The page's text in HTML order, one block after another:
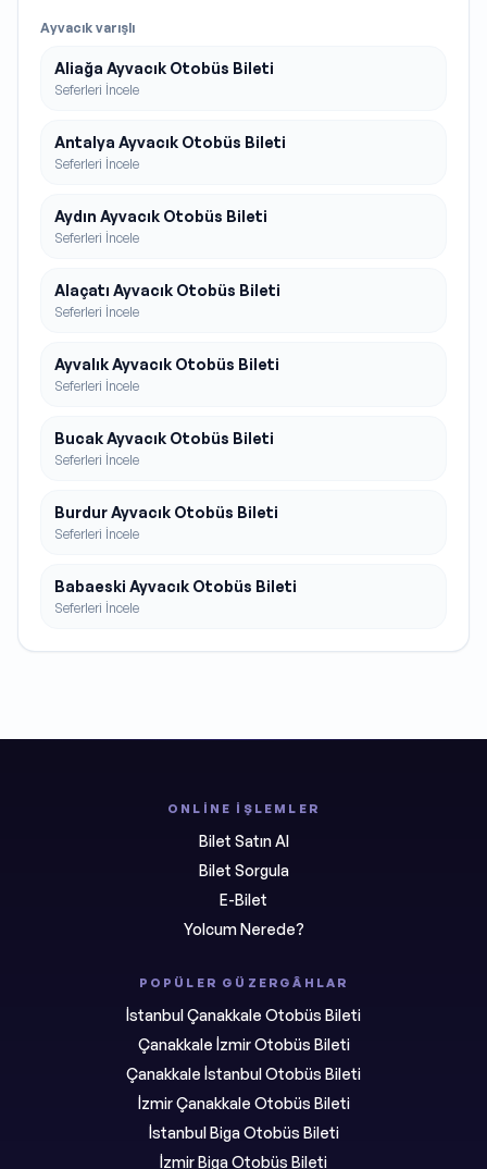
Ayvacık varışlı
Aliağa Ayvacık Otobüs Bileti
Seferleri İncele
Antalya Ayvacık Otobüs Bileti
Seferleri İncele
Aydın Ayvacık Otobüs Bileti
Seferleri İncele
Alaçatı Ayvacık Otobüs Bileti
Seferleri İncele
Ayvalık Ayvacık Otobüs Bileti
Seferleri İncele
Bucak Ayvacık Otobüs Bileti
Seferleri İncele
Burdur Ayvacık Otobüs Bileti
Seferleri İncele
Babaeski Ayvacık Otobüs Bileti
Seferleri İncele
ONLINE İŞLEMLER
Bilet Satın Al
Bilet Sorgula
E-Bilet
Yolcum Nerede?
POPÜLER GÜZERGÂHLAR
İstanbul Çanakkale Otobüs Bileti
Çanakkale İzmir Otobüs Bileti
Çanakkale İstanbul Otobüs Bileti
İzmir Çanakkale Otobüs Bileti
İstanbul Biga Otobüs Bileti
İzmir Biga Otobüs Bileti